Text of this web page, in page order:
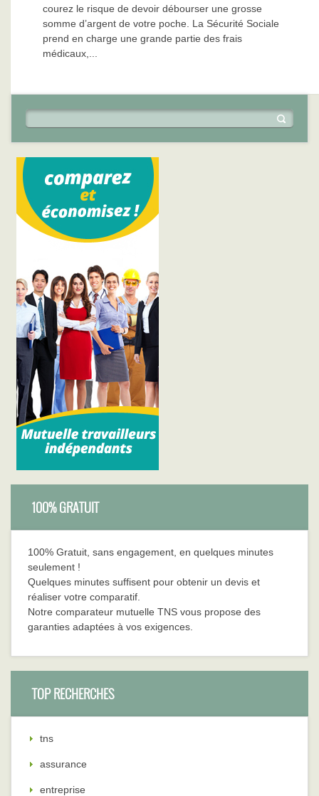
courez le risque de devoir débourser une grosse
somme d’argent de votre poche. La Sécurité Sociale
prend en charge une grande partie des frais
médicaux,...
100% GRATUIT
100% Gratuit, sans engagement, en quelques minutes
seulement !
Quelques minutes suffisent pour obtenir un devis et
réaliser votre comparatif.
Notre comparateur mutuelle TNS vous propose des
garanties adaptées à vos exigences.
TOP RECHERCHES
tns
assurance
entreprise